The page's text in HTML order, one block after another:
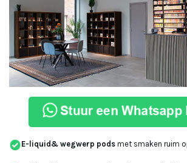
E-liquid & wegwerp pods met smaken ruim